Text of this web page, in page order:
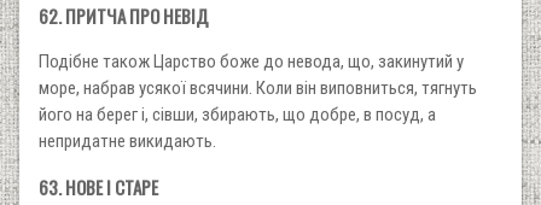
62. ПРИТЧА ПРО НЕВІД
Подібне також Царство боже до невода, що, закинутий у
море, набрав усякої всячини. Коли він виповниться, тягнуть
його на берег і, сівши, збирають, що добре, в посуд, а
непридатне викидають.
63. НОВЕ І СТАРЕ